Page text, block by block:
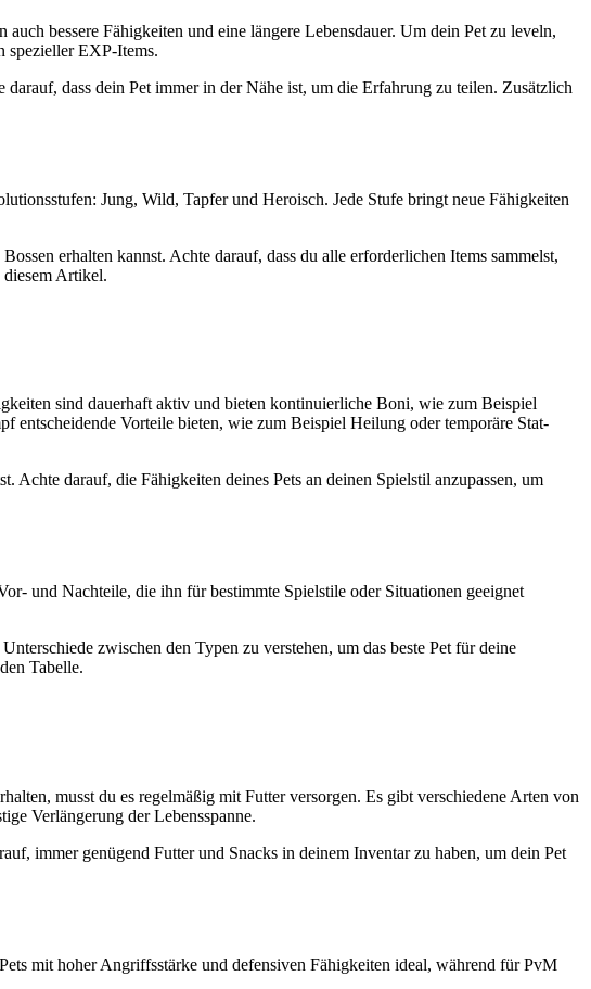
bessere Fähigkeiten und eine längere Lebensdauer. Um dein Pet zu leveln,
spezieller EXP-Items.
dass dein Pet immer in der Nähe ist, um die Erfahrung zu teilen. Zusätzlich
Jung, Wild, Tapfer und Heroisch. Jede Stufe bringt neue Fähigkeiten
erhalten kannst. Achte darauf, dass du alle erforderlichen Items sammelst,
Artikel.
sind dauerhaft aktiv und bieten kontinuierliche Boni, wie zum Beispiel
Vorteile bieten, wie zum Beispiel Heilung oder temporäre Stat-
darauf, die Fähigkeiten deines Pets an deinen Spielstil anzupassen, um
und Nachteile, die ihn für bestimmte Spielstile oder Situationen geeignet
zwischen den Typen zu verstehen, um das beste Pet für deine
Tabelle.
musst du es regelmäßig mit Futter versorgen. Es gibt verschiedene Arten von
Verlängerung der Lebensspanne.
immer genügend Futter und Snacks in deinem Inventar zu haben, um dein Pet
mit hoher Angriffsstärke und defensiven Fähigkeiten ideal, während für PvM